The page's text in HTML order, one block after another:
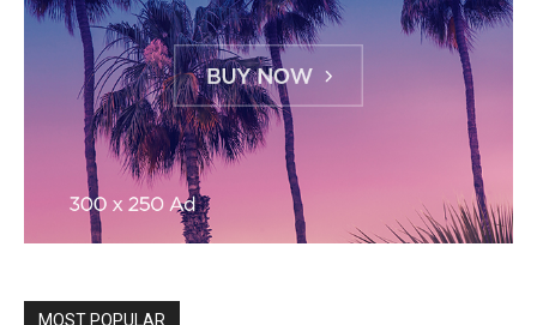
MOST POPULAR